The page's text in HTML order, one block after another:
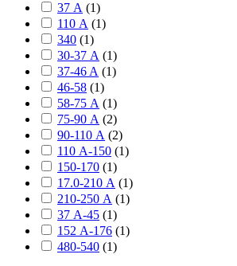
37 А (1)
110 А (1)
340 (1)
30-37 А (1)
37-46 A (1)
46-58 (1)
58-75 А (1)
75-90 А (2)
90-110 А (2)
110 А-150 (1)
150-170 (1)
17.0-210 А (1)
210-250 А (1)
37 А-45 (1)
152 А-176 (1)
480-540 (1)